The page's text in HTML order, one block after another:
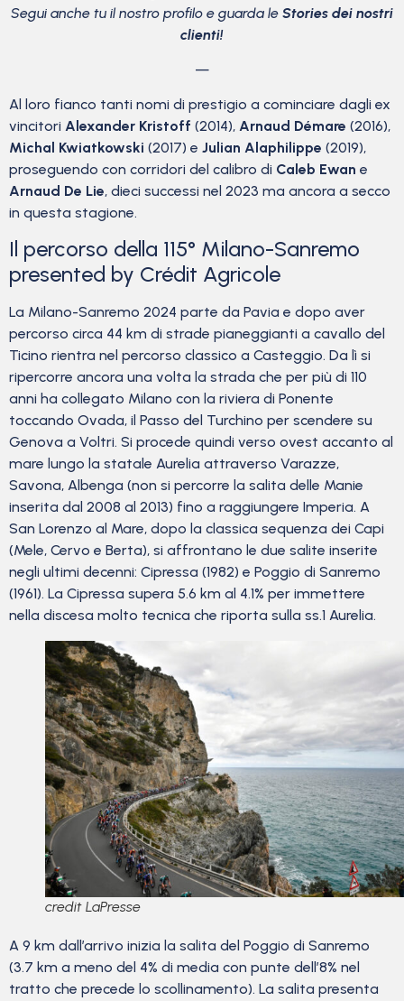
Segui anche tu il nostro profilo e guarda le Stories dei nostri
clienti!
—
Al loro fianco tanti nomi di prestigio a cominciare dagli ex
vincitori Alexander Kristoff (2014), Arnaud Démare (2016),
Michal Kwiatkowski (2017) e Julian Alaphilippe (2019),
proseguendo con corridori del calibro di Caleb Ewan e
Arnaud De Lie, dieci successi nel 2023 ma ancora a secco
in questa stagione.
Il percorso della 115° Milano-Sanremo
presented by Crédit Agricole
La Milano-Sanremo 2024 parte da Pavia e dopo aver
percorso circa 44 km di strade pianeggianti a cavallo del
Ticino rientra nel percorso classico a Casteggio. Da lì si
ripercorre ancora una volta la strada che per più di 110
anni ha collegato Milano con la riviera di Ponente
toccando Ovada, il Passo del Turchino per scendere su
Genova a Voltri. Si procede quindi verso ovest accanto al
mare lungo la statale Aurelia attraverso Varazze,
Savona, Albenga (non si percorre la salita delle Manie
inserita dal 2008 al 2013) fino a raggiungere Imperia. A
San Lorenzo al Mare, dopo la classica sequenza dei Capi
(Mele, Cervo e Berta), si affrontano le due salite inserite
negli ultimi decenni: Cipressa (1982) e Poggio di Sanremo
(1961). La Cipressa supera 5.6 km al 4.1% per immettere
nella discesa molto tecnica che riporta sulla ss.1 Aurelia.
credit LaPresse
A 9 km dall’arrivo inizia la salita del Poggio di Sanremo
(3.7 km a meno del 4% di media con punte dell’8% nel
tratto che precede lo scollinamento). La salita presenta